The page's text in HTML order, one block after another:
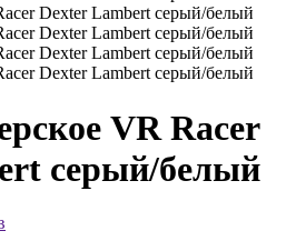
VR Racer
серый/белый